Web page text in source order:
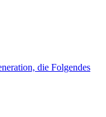
die Folgendes